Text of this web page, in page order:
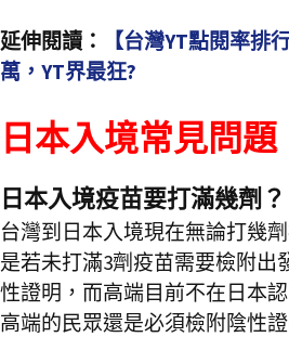
延伸閱讀：
【台灣YT點閱率排
萬，YT界最狂?
日本入境常見問題
日本入境疫苗要打滿幾劑？
台灣到日本入境現在無論打幾
是若未打滿3劑疫苗需要檢附出
性證明，而高端目前不在日本
高端的民眾還是必須檢附陰性證